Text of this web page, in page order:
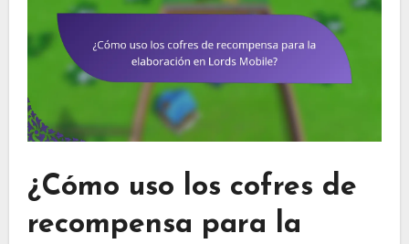
¿Cómo uso los cofres de
recompensa para la